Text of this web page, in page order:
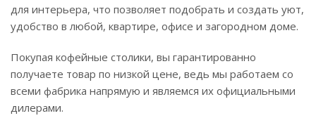
для интерьера, что позволяет подобрать и создать уют,
удобство в любой, квартире, офисе и загородном доме.
Покупая кофейные столики, вы гарантированно
получаете товар по низкой цене, ведь мы работаем со
всеми фабрика напрямую и являемся их официальными
дилерами.